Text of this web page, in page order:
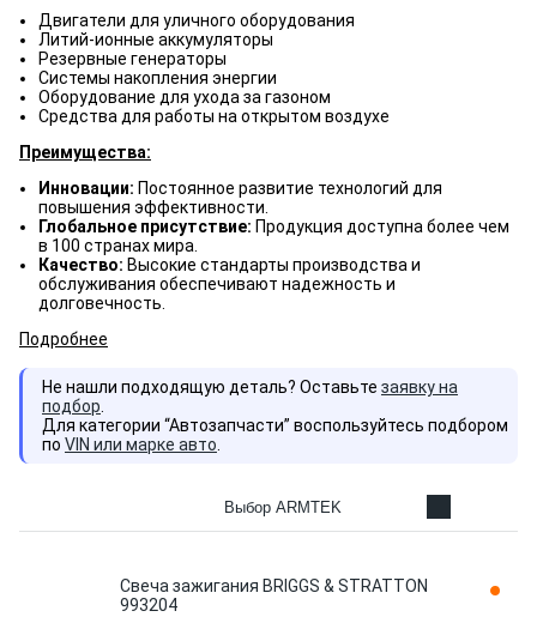
Двигатели для уличного оборудования
Литий-ионные аккумуляторы
Резервные генераторы
Системы накопления энергии
Оборудование для ухода за газоном
Средства для работы на открытом воздухе
Преимущества:
Инновации: Постоянное развитие технологий для
повышения эффективности.
Глобальное присутствие: Продукция доступна более чем
в 100 странах мира.
Качество: Высокие стандарты производства и
обслуживания обеспечивают надежность и
долговечность.
Подробнее
Не нашли подходящую деталь? Оставьте заявку на
подбор
Для категории “Автозапчасти” воспользуйтесь подбором
по VIN или марке авто
Выбор ARMTEK
Свеча зажигания BRIGGS & STRATTON
993204